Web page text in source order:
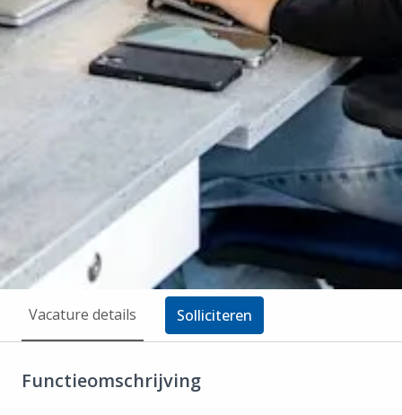
Vacature details Solliciteren
Functieomschrijving